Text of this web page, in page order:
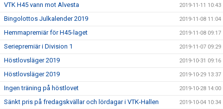
VTK H45 vann mot Alvesta 2019-11-11 10:43
Bingolottos Julkalender 2019 2019-11-08 11:04
Hemmapremiär för H45-laget 2019-11-08 09:17
Seriepremiär i Division 1 2019-11-07 09:29
Höstlovsläger 2019 2019-10-31 09:16
Höstlovsläger 2019 2019-10-29 13:37
Ingen träning på höstlovet 2019-10-28 14:00
Sänkt pris på fredagskvällar och lördagar i VTK-Hallen 2019-10-04 10:34